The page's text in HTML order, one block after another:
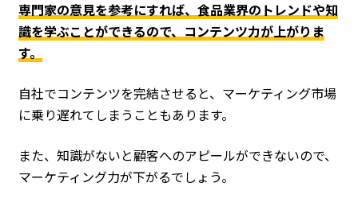
専門家の意見を参考にすれば、食品業界のトレンドや知
識を学ぶことができるので、コンテンツ力が上がりま
す。
自社でコンテンツを完結させると、マーケティング市場
に乗り遅れてしまうこともあります。
また、知識がないと顧客へのアピールができないので、
マーケティング力が下がるでしょう。